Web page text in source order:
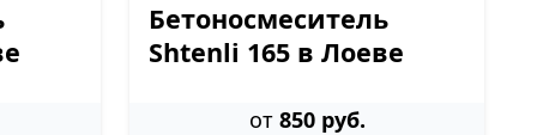
Бетоносмеситель
Shtenli 165 в Лоеве
от 850 руб.